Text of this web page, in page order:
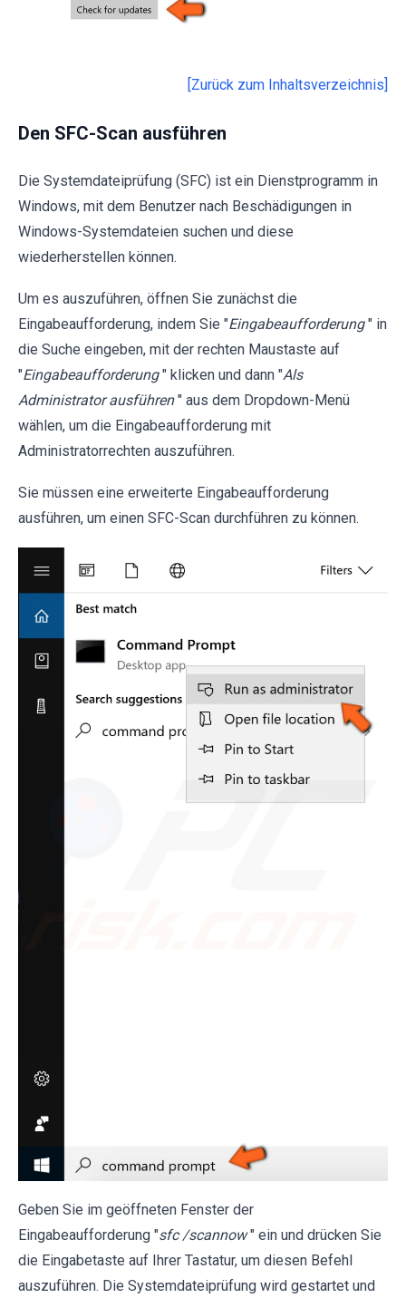
[Zurück zum Inhaltsverzeichnis]
Den SFC-Scan ausführen
Die Systemdateiprüfung (SFC) ist ein Dienstprogramm in
Windows, mit dem Benutzer nach Beschädigungen in
Windows-Systemdateien suchen und diese
wiederherstellen können.
Um es auszuführen, öffnen Sie zunächst die
Eingabeaufforderung, indem Sie "Eingabeaufforderung " in
die Suche eingeben, mit der rechten Maustaste auf
"Eingabeaufforderung " klicken und dann "Als
Administrator ausführen " aus dem Dropdown-Menü
wählen, um die Eingabeaufforderung mit
Administratorrechten auszuführen.
Sie müssen eine erweiterte Eingabeaufforderung
ausführen, um einen SFC-Scan durchführen zu können.
Geben Sie im geöffneten Fenster der
Eingabeaufforderung "sfc /scannow " ein und drücken Sie
die Eingabetaste auf Ihrer Tastatur, um diesen Befehl
auszuführen. Die Systemdateiprüfung wird gestartet und